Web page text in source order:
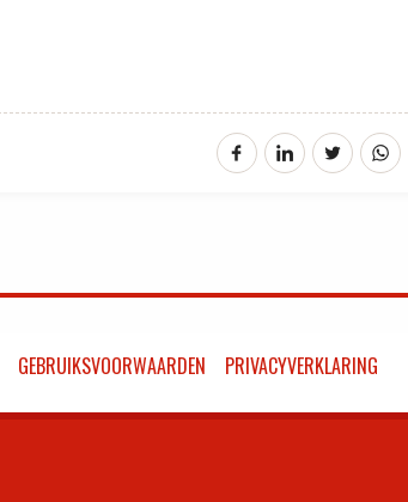
GEBRUIKSVOORWAARDEN PRIVACYVERKLARING